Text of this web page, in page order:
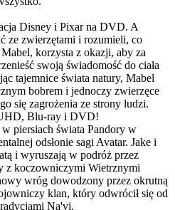
Disney i Pixar na DVD. A
ze zwierzętami i rozumieli, co
korzysta z okazji, aby za
swoją świadomość do ciała
tajemnice świata natury, Mabel
bobrem i jednoczy zwierzęce
się zagrożenia ze strony ludzi.
Blu-ray i DVD!
piersiach świata Pandory w
odsłonie sagi Avatar. Jake i
i wyruszają w podróż przez
z koczowniczymi Wietrznymi
wróg dowodzony przez okrutną
klan, który odwrócił się od
Na'vi.